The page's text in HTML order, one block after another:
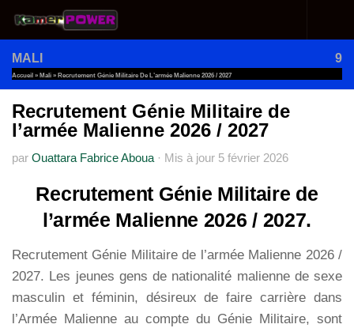
Au dessous du contenu
MALI 9
Accueil » Mali » Recrutement Génie Militaire De L’armée Malienne 2026 / 2027
Recrutement Génie Militaire de
l’armée Malienne 2026 / 2027
par Ouattara Fabrice Aboua · Mis à jour 5 février 2026
Recrutement Génie Militaire de
l’armée Malienne 2026 / 2027.
Recrutement Génie Militaire de l’armée Malienne 2026 /
2027. Les jeunes gens de nationalité malienne de sexe
masculin et féminin, désireux de faire carrière dans
l’Armée Malienne au compte du Génie Militaire, sont